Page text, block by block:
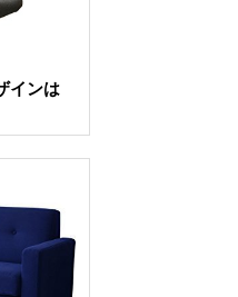
インは